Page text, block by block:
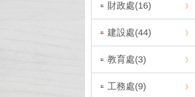
財政處(16)
建設處(44)
教育處(3)
工務處(9)